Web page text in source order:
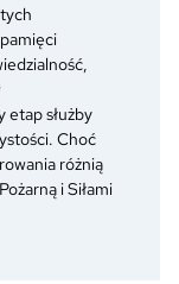
służby
Choć
różnią
i Siłami